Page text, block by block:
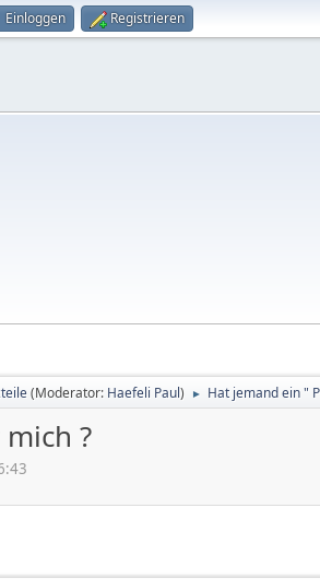
Einloggen Registrieren
(Moderator: Haefeli Paul) ► Hat jemand ein "
?